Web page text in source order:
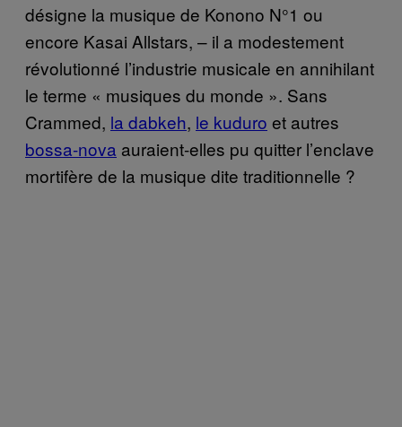
désigne la musique de Konono N°1 ou
encore Kasai Allstars, – il a modestement
révolutionné l’industrie musicale en annihilant
le terme « musiques du monde ». Sans
Crammed, la dabkeh, le kuduro et autres
bossa-nova auraient-elles pu quitter l’enclave
mortifère de la musique dite traditionnelle ?